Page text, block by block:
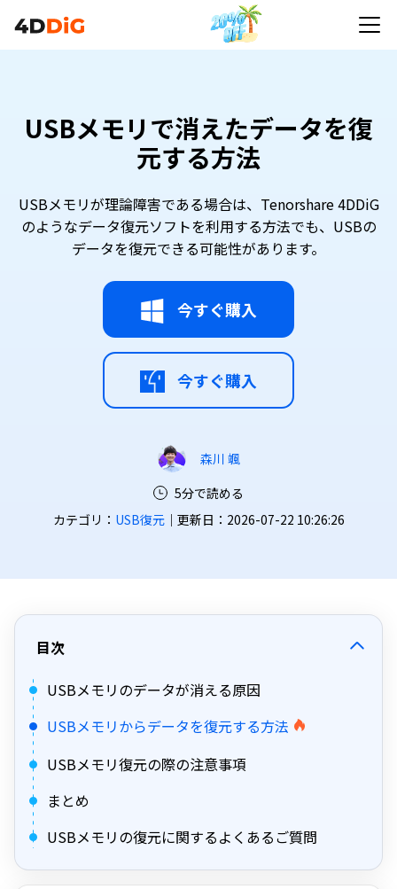
USBメモリで消えたデータを復
元する方法
USBメモリが理論障害である場合は、Tenorshare 4DDiG
のようなデータ復元ソフトを利用する方法でも、USBの
データを復元できる可能性があります。
今すぐ購入
今すぐ購入
森川 颯
5分で読める
カテゴリ： USB復元｜更新日：2026-07-22 10:26:26
目次
USBメモリのデータが消える原因
USBメモリからデータを復元する方法
USBメモリ復元の際の注意事項
まとめ
USBメモリの復元に関するよくあるご質問